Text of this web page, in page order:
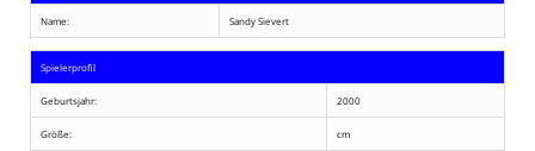
Name: Sandy Sievert
Spielerprofil
Geburtsjahr: 2000
Größe: cm